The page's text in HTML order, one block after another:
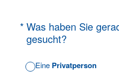
* Was haben Sie
gesucht?
(Erforderlich.)
Eine Privatperson